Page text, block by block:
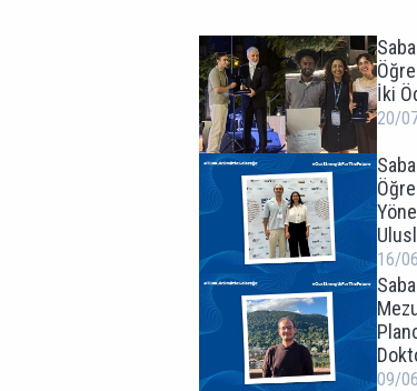
İki
20/
16/
09/